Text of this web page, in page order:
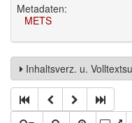
Metadaten:
METS
Inhaltsverz. u.